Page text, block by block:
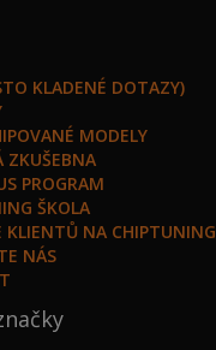
KLADENÉ DOTAZY)
MODELY
ZKUŠEBNA
PROGRAM
ŠKOLA
KLIENTŮ NA CHIPTUNING
NÁS